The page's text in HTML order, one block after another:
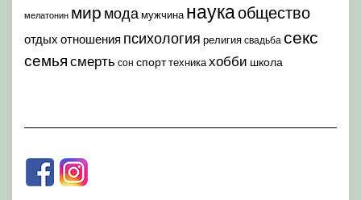
мелатонин мир модамужчина наукаобщество
отдых отношения психология религия свадьба секс
семья смерть сон спорттехникахобби школа